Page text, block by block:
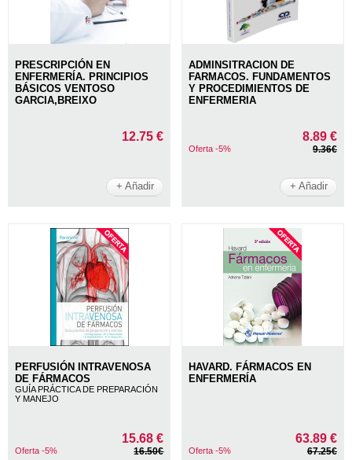
PRESCRIPCIÓN EN
ENFERMERÍA. PRINCIPIOS
BÁSICOS VENTOSO
GARCIA,BREIXO
12.75 €
+ Añadir
ADMINSITRACION DE
FARMACOS. FUNDAMENTOS
Y PROCEDIMIENTOS DE
ENFERMERIA
8.89 €
Oferta -5% 9.36€
+ Añadir
PERFUSIÓN INTRAVENOSA
DE FÁRMACOS
GUÍA PRÁCTICA DE PREPARACIÓN
Y MANEJO
15.68 €
Oferta -5% 16.50€
HAVARD. FÁRMACOS EN
ENFERMERÍA
63.89 €
Oferta -5% 67.25€